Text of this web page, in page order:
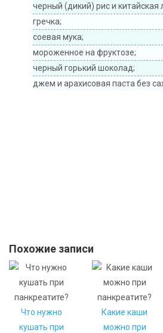
черный (дикий) рис и китайская
гречка;
соевая мука;
мороженное на фруктозе;
черный горький шоколад;
джем и арахисовая паста без
Похожие записи
Что нужно
кушать при
Какие каши
можно при